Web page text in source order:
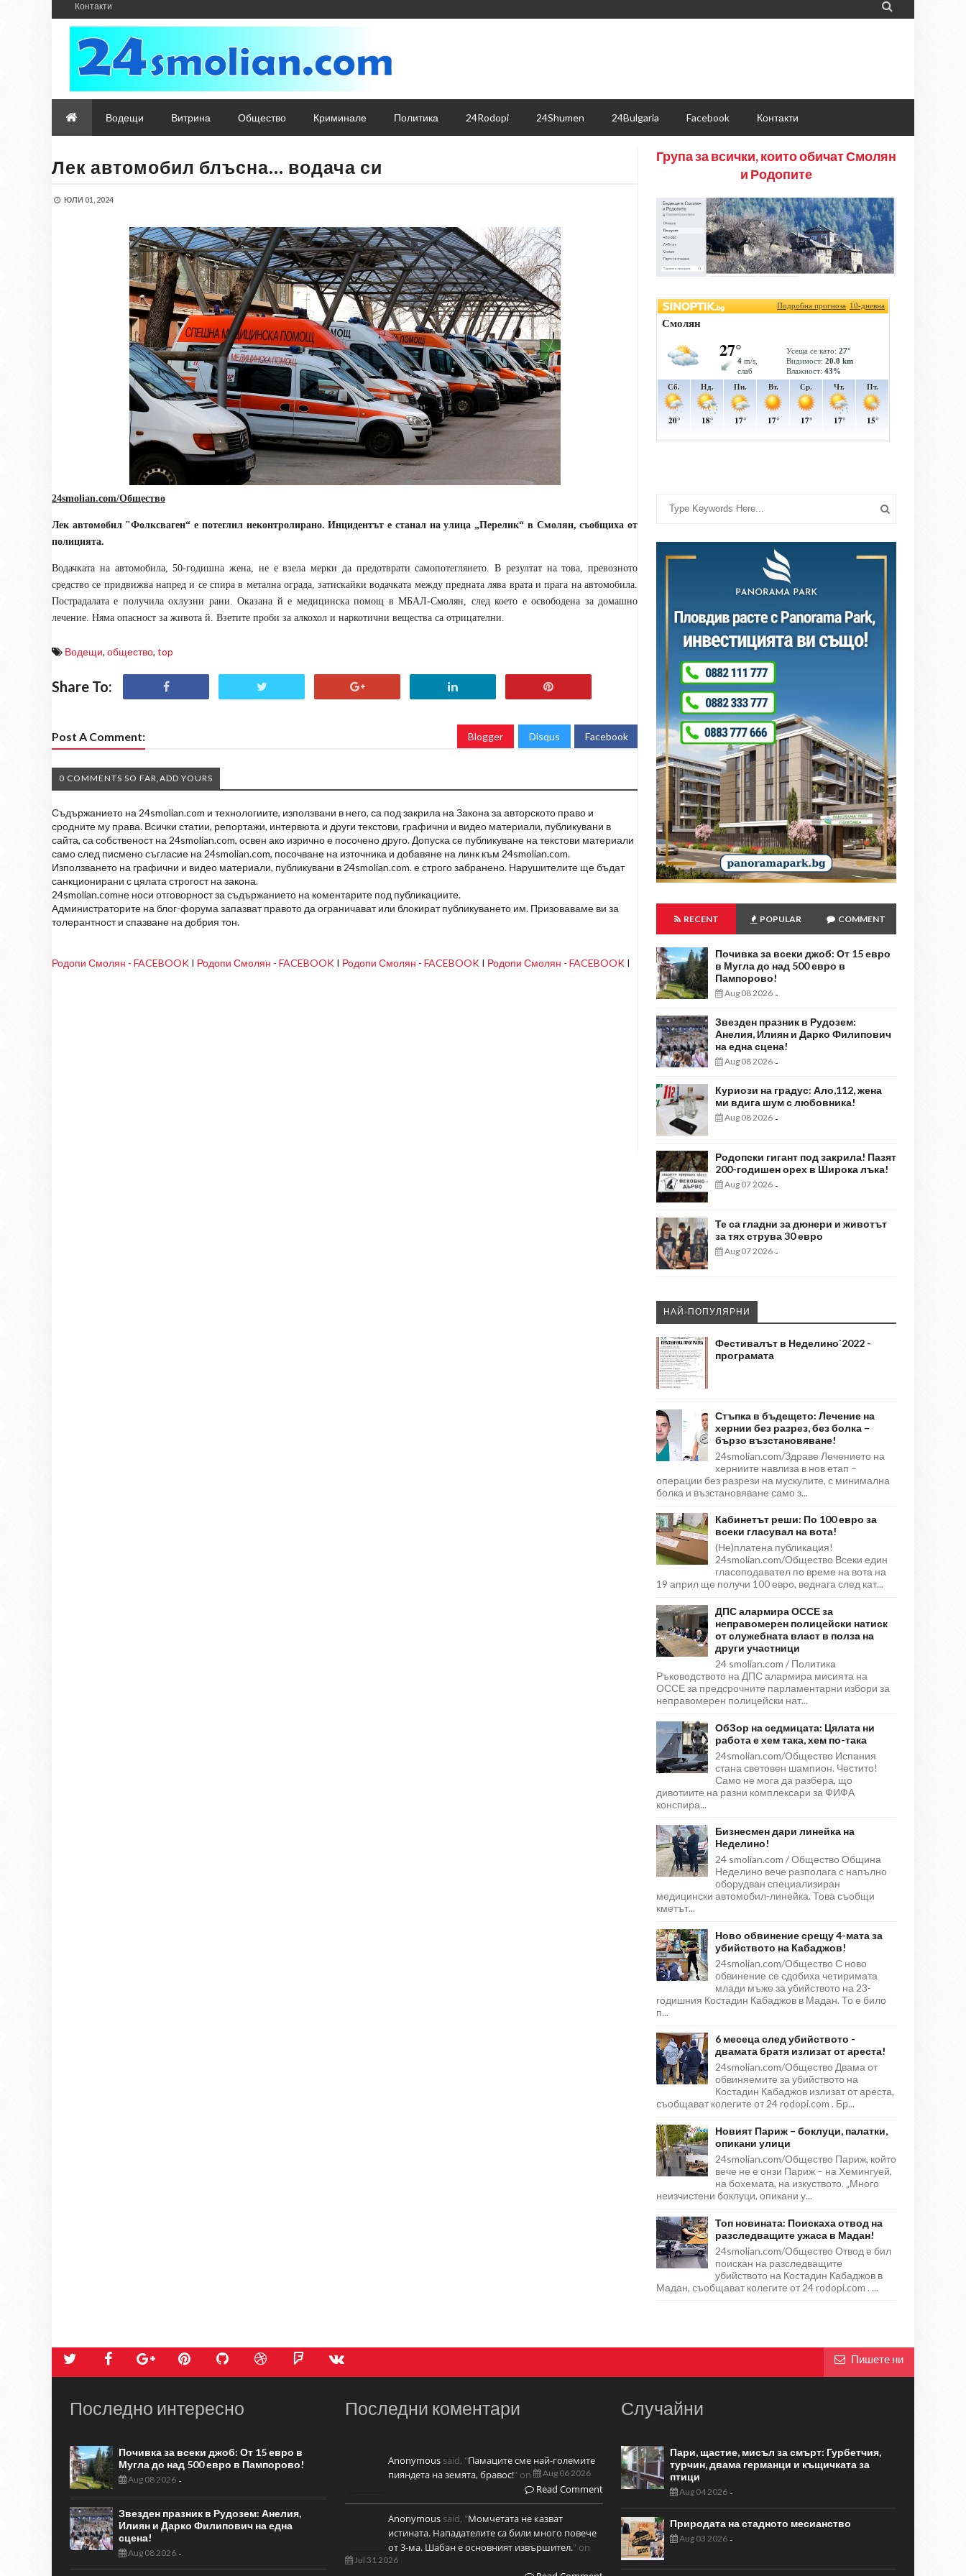
Контакти 
Водещи Витрина Общество Криминале Политика 24Rodopi 24Shumen 24Bulgaria Facebook Контакти
Лек автомобил блъсна… водача си
ЮЛИ 01, 2024
24smolian.com/Общество
Лек автомобил "Фолксваген“ е потеглил неконтролирано. Инцидентът е станал на улица „Перелик“ в Смолян, съобщиха от
полицията.
Водачката на автомобила, 50-годишна жена, не е взела мерки да предотврати самопотеглянето. В резултат на това, превозното
средство се придвижва напред и се спира в метална ограда, затискайки водачката между предната лява врата и прага на автомобила.
Пострадалата е получила охлузни рани. Оказана й е медицинска помощ в МБАЛ-Смолян, след което е освободена за домашно
лечение. Няма опасност за живота й. Взетите проби за алкохол и наркотични вещества са отрицателни.
Водещи, общество, top
Share To:
Post A Comment: Blogger Disqus Facebook
0 COMMENTS SO FAR,ADD YOURS
Съдържанието на 24smolian.com и технологиите, използвани в него, са под закрила на Закона за авторското право и
сродните му права. Всички статии, репортажи, интервюта и други текстови, графични и видео материали, публикувани в
сайта, са собственост на 24smolian.com, освен ако изрично е посочено друго. Допуска се публикуване на текстови материали
само след писмено съгласие на 24smolian.com, посочване на източника и добавяне на линк към 24smolian.com.
Използването на графични и видео материали, публикувани в 24smolian.com. е строго забранено. Нарушителите ще бъдат
санкционирани с цялата строгост на закона.
24smolian.comне носи отговорност за съдържанието на коментарите под публикациите.
Администраторите на блог-форума запазват правото да ограничават или блокират публикуването им. Призоваваме ви за
толерантност и спазване на добрия тон.
Родопи Смолян - FACEBOOK I Родопи Смолян - FACEBOOK I Родопи Смолян - FACEBOOK I Родопи Смолян - FACEBOOK I
Група за всички, които обичат Смолян
и Родопите
RECENT POPULAR COMMENT
Почивка за всеки джоб: От 15 евро
в Мугла до над 500 евро в
Пампорово!
Aug 08 2026 -
Звезден празник в Рудозем:
Анелия, Илиян и Дарко Филипович
на една сцена!
Aug 08 2026 -
Куриози на градус: Ало,112, жена
ми вдига шум с любовника!
Aug 08 2026 -
Родопски гигант под закрила! Пазят
200-годишен орех в Широка лъка!
Aug 07 2026 -
Те са гладни за дюнери и животът
за тях струва 30 евро
Aug 07 2026 -
НАЙ-ПОПУЛЯРНИ
Фестивалът в Неделино`2022 -
програмата
Стъпка в бъдещето: Лечение на
хернии без разрез, без болка –
бързо възстановяване!
24smolian.com/Здраве Лечението на
херниите навлиза в нов етап –
операции без разрези на мускулите, с минимална
болка и възстановяване само з...
Кабинетът реши: По 100 евро за
всеки гласувал на вота!
(Не)платена публикация!
24smolian.com/Общество Всеки един
гласоподавател по време на вота на
19 април ще получи 100 евро, веднага след кат...
ДПС алармира ОССЕ за
неправомерен полицейски натиск
от служебната власт в полза на
други участници
24 smolian.com / Политика
Ръководството на ДПС алармира мисията на
ОССЕ за предсрочните парламентарни избори за
неправомерен полицейски нат...
ОбЗор на седмицата: Цялата ни
работа е хем така, хем по-така
24smolian.com/Общество Испания
стана световен шампион. Честито!
Само не мога да разбера, що
дивотиите на разни комплексари за ФИФА
конспира...
Бизнесмен дари линейка на
Неделино!
24 smolian.com / Общество Община
Неделино вече разполага с напълно
оборудван специализиран
медицински автомобил-линейка. Това съобщи
кметът...
Ново обвинение срещу 4-мата за
убийството на Кабаджов!
24smolian.com/Общество С ново
обвинение се сдобиха четиримата
млади мъже за убийството на 23-
годишния Костадин Кабаджов в Мадан. То е било
п...
6 месеца след убийството -
двамата братя излизат от ареста!
24smolian.com/Общество Двама от
обвиняемите за убийството на
Костадин Кабаджов излизат от ареста,
съобщават колегите от 24 rodopi.com . Бр...
Новият Париж – боклуци, палатки,
опикани улици
24smolian.com/Общество Париж, който
вече не е онзи Париж – на Хемингуей,
на бохемата, на изкуството. „Много
неизчистени боклуци, опикани у...
Топ новината: Поискаха отвод на
разследващите ужаса в Мадан!
24smolian.com/Общество Отвод е бил
поискан на разследващите
убийството на Костадин Кабаджов в
Мадан, съобщават колегите от 24 rodopi.com . ...
Пишете ни
Последно интересно
Почивка за всеки джоб: От 15 евро в
Мугла до над 500 евро в Пампорово!
Aug 08 2026 -
Звезден празник в Рудозем: Анелия,
Илиян и Дарко Филипович на една
сцена!
Aug 08 2026 -
Последни коментари
Anonymous said, "Памаците сме най-големите
пияндета на земята, бравос!" on Aug 06 2026
Read Comment
Anonymous said, "Момчетата не казват
истината. Нападателите са били много повече
от 3-ма. Шабан е основният извършител." on
Jul 31 2026
Случайни
Пари, щастие, мисъл за смърт: Гурбетчия,
турчин, двама германци и къщичката за
птици
Aug 04 2026-
Природата на стадното месианство
Aug 03 2026-